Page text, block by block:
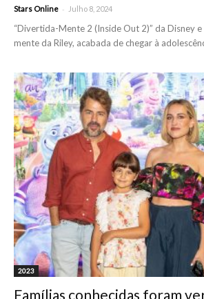
Stars Online - Julho 8, 2024
“Divertida-Mente 2 (Inside Out 2)” da Disney e
mente da Riley, acabada de chegar à
2023
Famílias conhecidas foram